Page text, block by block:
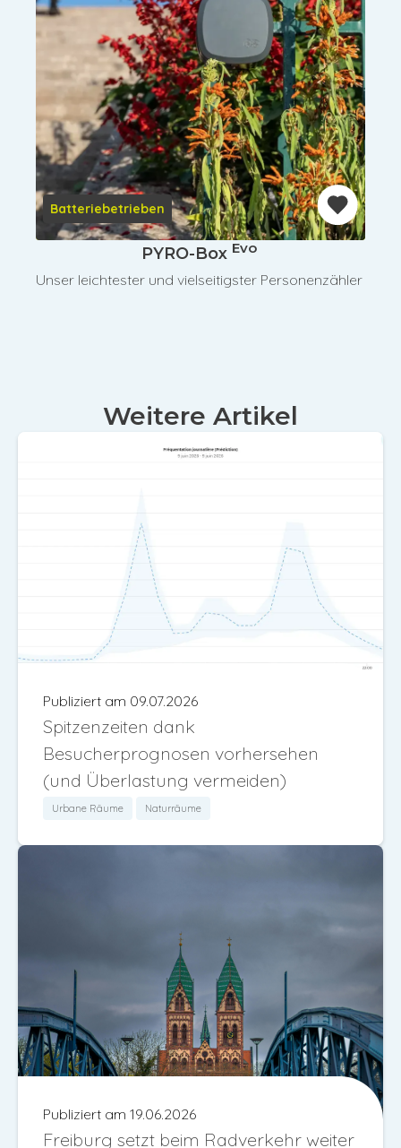
Batteriebetrieben
PYRO-Box Evo
Unser leichtester und vielseitigster Personenzähler
Weitere Artikel
Publiziert am 09.07.2026
Spitzenzeiten dank
Besucherprognosen vorhersehen
(und Überlastung vermeiden)
Urbane Räume Naturräume
Publiziert am 19.06.2026
Freiburg setzt beim Radverkehr weiter